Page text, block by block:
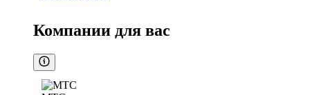
Компании для вас